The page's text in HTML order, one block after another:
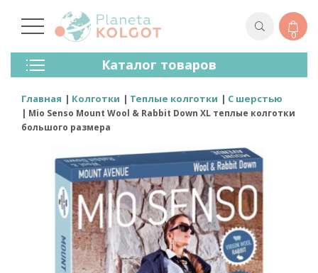
0
Каталог товаров
Колготки
Чулки
Лосины (леггинсы)
Носки И Гольфы
Для Мужчин
Для Детей
Бренды
Главная Колготки Теплые колготки С шерстью
Mio Senso Mount Wool & Rabbit Down XL теплые колготки
большого размера